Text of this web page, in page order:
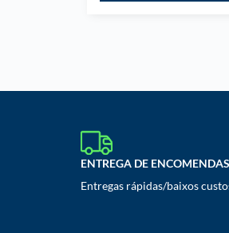
ENTREGA DE ENCOMENDAS
Entregas rápidas/baixos